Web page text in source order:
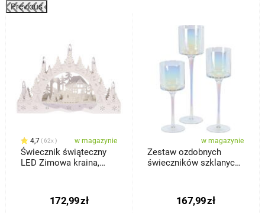
Previous
4,7 62x w magazynie
Świecznik świąteczny
LED Zimowa kraina,
172,99zł
w magazynie
Zestaw ozdobnych
świeczników szklanych
167,99zł